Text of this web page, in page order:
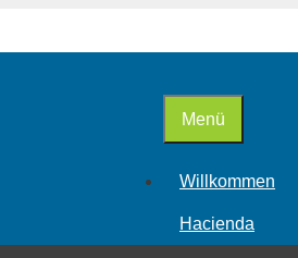
Menü
Willkommen
Hacienda